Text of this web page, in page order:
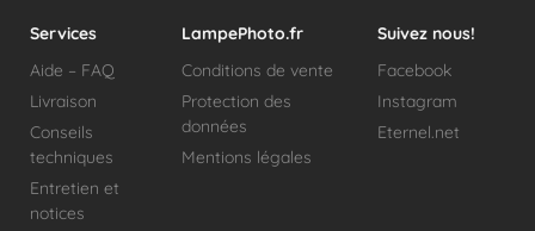
Services
Aide – FAQ
Livraison
Conseils
techniques
Entretien et
notices
LampePhoto.fr
Conditions de vente
Protection des
données
Mentions légales
Suivez nous!
Facebook
Instagram
Eternel.net